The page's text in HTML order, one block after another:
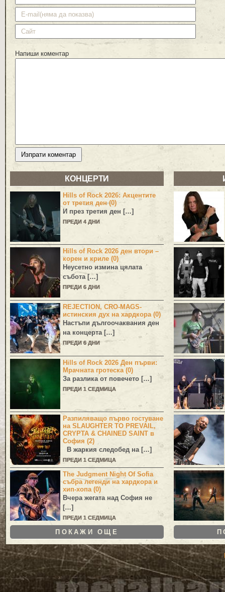
Напиши коментар
КОНЦЕРТИ
Hills of Rock 2026: Акцентите
от третия ден (0)
И през третия ден […]
ПРЕДИ 4 ДНИ
Hills of Rock 2026 ден втори –
корен и криле (0)
Неусетно измина цялата
събота […]
ПРЕДИ 6 ДНИ
REJECTION, CRO-MAGS-
истинския дух на хардкора (0)
Настъпи дългоочаквания ден
на концерта […]
ПРЕДИ 6 ДНИ
Hills of Rock 2026 Ден първи:
Мрачната гротеска (0)
За разлика от повечето […]
ПРЕДИ 1 СЕДМИЦА
Разпиляващо първо гостуване
на SLAUGHTER TO PREVAIL,
CRYPTA & CHAINED SAINT в
София (2)
В жаркия следобед на […]
ПРЕДИ 1 СЕДМИЦА
The Judgment Night Of Sofia
събра легенди на хардкора и
хип-хопа (0)
Вчера жегата над София не
[…]
ПРЕДИ 1 СЕДМИЦА
ПОКАЖИ ОЩЕ